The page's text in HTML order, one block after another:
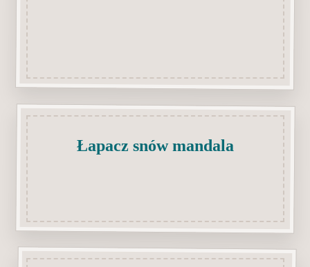
Łapacz snów mandala